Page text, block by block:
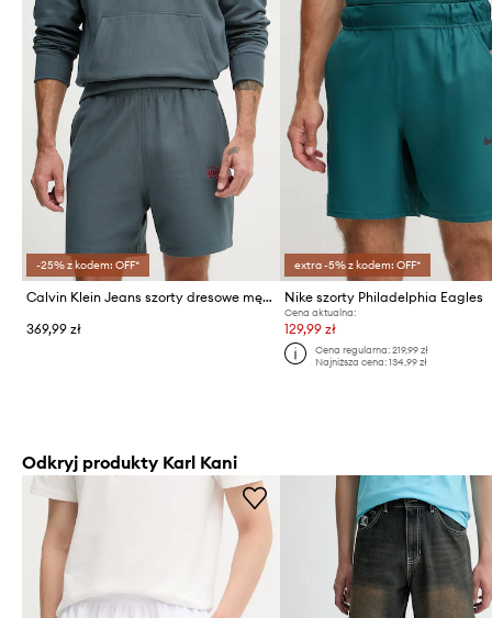
-25% z kodem: OFF*
Calvin Klein Jeans szorty dresowe męskie z bawełną
369,99 zł
extra -5% z kodem: OFF*
Nike szorty Philadelphia Eagles
Cena aktualna:
129,99 zł
Cena regularna: 219,99 zł
Najniższa cena: 134,99 zł
Odkryj produkty Karl Kani